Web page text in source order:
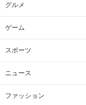
グルメ
ゲーム
スポーツ
ニュース
ファッション